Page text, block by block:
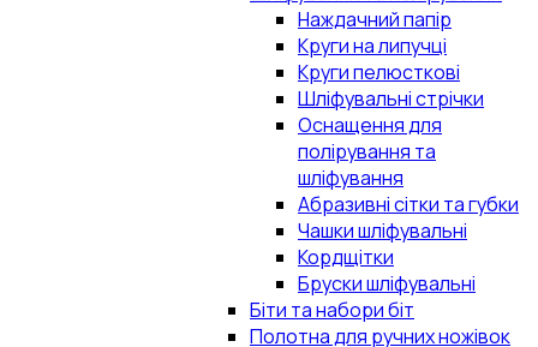
Наждачний папір
Круги на липучці
Круги пелюсткові
Шліфувальні стрічки
Оснащення для
полірування та
шліфування
Абразивні сітки та губки
Чашки шліфувальні
Кордщітки
Бруски шліфувальні
Біти та набори біт
Полотна для ручних ножівок